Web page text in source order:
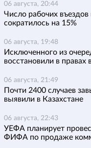
06 августа, 20:44
Число рабочих
сократилось на 15%
06 августа, 19:48
Исключенного из
восстановили в правах
06 августа, 21:49
Почти 2400 случаев
выявили в Казахстане
06 августа, 22:43
УЕФА планирует
ФИФА по продаже